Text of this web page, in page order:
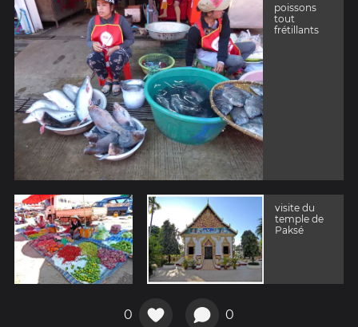
poissons
tout
frétillants
visite du
temple de
Paksé
0 0